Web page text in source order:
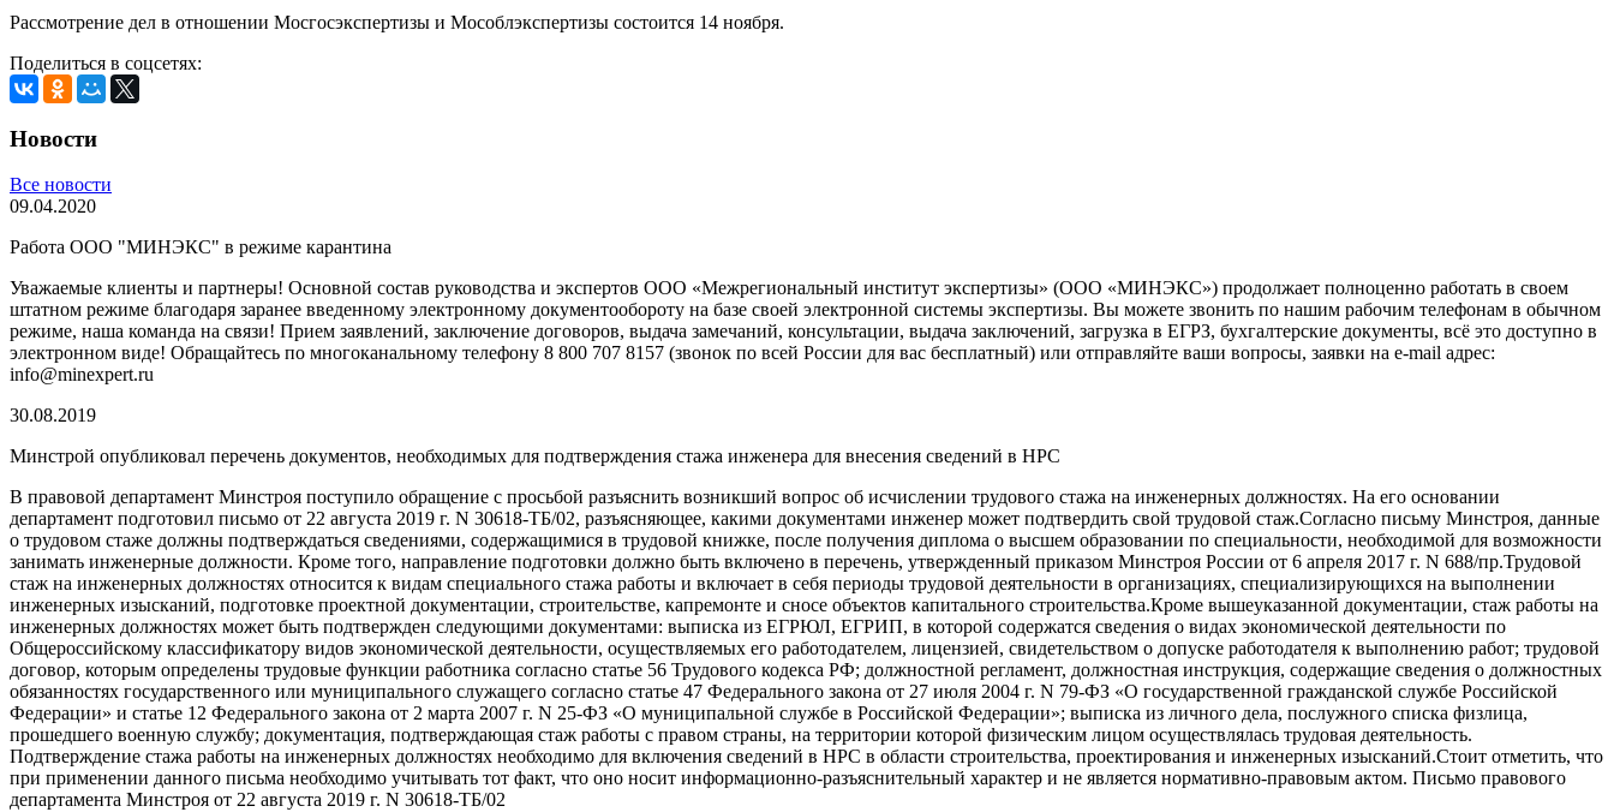
Рассмотрение дел в отношении Мосгосэкспертизы и Мособлэкспертизы состоится 14 ноября.
Поделиться в соцсетях:
Новости
Все новости
09.04.2020
Работа ООО "МИНЭКС" в режиме карантина
Уважаемые клиенты и партнеры! Основной состав руководства и экспертов ООО «Межрегиональный институт экспертизы» (ООО «МИНЭКС») продолжает полноценно работать в своем
штатном режиме благодаря заранее введенному электронному документообороту на базе своей электронной системы экспертизы. Вы можете звонить по нашим рабочим телефонам в обычном
режиме, наша команда на связи! Прием заявлений, заключение договоров, выдача замечаний, консультации, выдача заключений, загрузка в ЕГРЗ, бухгалтерские документы, всё это доступно в
электронном виде! Обращайтесь по многоканальному телефону 8 800 707 8157 (звонок по всей России для вас бесплатный) или отправляйте ваши вопросы, заявки на e-mail адрес:
info@minexpert.ru
30.08.2019
Минстрой опубликовал перечень документов, необходимых для подтверждения стажа инженера для внесения сведений в НРС
В правовой департамент Минстроя поступило обращение с просьбой разъяснить возникший вопрос об исчислении трудового стажа на инженерных должностях. На его основании
департамент подготовил письмо от 22 августа 2019 г. N 30618-ТБ/02, разъясняющее, какими документами инженер может подтвердить свой трудовой стаж.Согласно письму Минстроя, данные
о трудовом стаже должны подтверждаться сведениями, содержащимися в трудовой книжке, после получения диплома о высшем образовании по специальности, необходимой для возможности
занимать инженерные должности. Кроме того, направление подготовки должно быть включено в перечень, утвержденный приказом Минстроя России от 6 апреля 2017 г. N 688/пр.Трудовой
стаж на инженерных должностях относится к видам специального стажа работы и включает в себя периоды трудовой деятельности в организациях, специализирующихся на выполнении
инженерных изысканий, подготовке проектной документации, строительстве, капремонте и сносе объектов капитального строительства.Кроме вышеуказанной документации, стаж работы на
инженерных должностях может быть подтвержден следующими документами: выписка из ЕГРЮЛ, ЕГРИП, в которой содержатся сведения о видах экономической деятельности по
Общероссийскому классификатору видов экономической деятельности, осуществляемых его работодателем, лицензией, свидетельством о допуске работодателя к выполнению работ; трудовой
договор, которым определены трудовые функции работника согласно статье 56 Трудового кодекса РФ; должностной регламент, должностная инструкция, содержащие сведения о должностных
обязанностях государственного или муниципального служащего согласно статье 47 Федерального закона от 27 июля 2004 г. N 79-ФЗ «О государственной гражданской службе Российской
Федерации» и статье 12 Федерального закона от 2 марта 2007 г. N 25-ФЗ «О муниципальной службе в Российской Федерации»; выписка из личного дела, послужного списка физлица,
прошедшего военную службу; документация, подтверждающая стаж работы с правом страны, на территории которой физическим лицом осуществлялась трудовая деятельность.
Подтверждение стажа работы на инженерных должностях необходимо для включения сведений в НРС в области строительства, проектирования и инженерных изысканий.Стоит отметить, что
при применении данного письма необходимо учитывать тот факт, что оно носит информационно-разъяснительный характер и не является нормативно-правовым актом. Письмо правового
департамента Минстроя от 22 августа 2019 г. N 30618-ТБ/02